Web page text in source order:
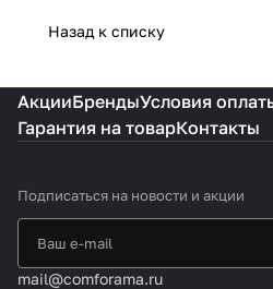
Назад к списку
АкцииБрендыУсловия
Гарантия на товарКонтакты
Подписаться на новости и акции
mail@comforama.ru